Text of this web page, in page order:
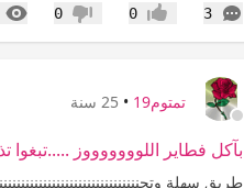
3
التعليقات إعجاب0 عدم إعجاب
0
تمتوم19 • 25 سنة
بآكل فطاير اللوووووووز .....تبغوا
طريق سهلة